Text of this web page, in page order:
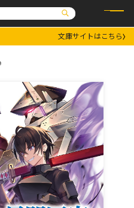
通販・NEWS
OVERLAP STORE
オーバーラップ広報室
お問い合わせはこちら
ップ文庫
プノベルス
文庫サイトはこちら